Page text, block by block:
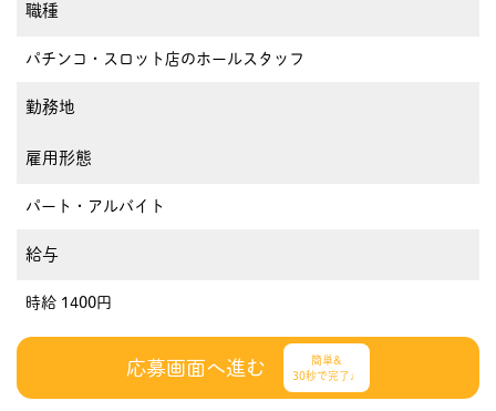
職種
パチンコ・スロット店のホールスタッフ
勤務地
雇用形態
パート・アルバイト
給与
時給 1400円
応募画面へ進む
簡単&
30秒で完了♩